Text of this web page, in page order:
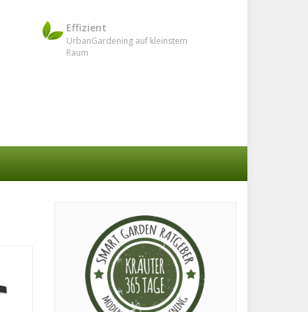
Effizient
UrbanGardening auf kleinstem
Raum